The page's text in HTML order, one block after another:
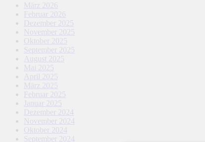
März 2026
Februar 2026
Dezember 2025
November 2025
Oktober 2025
September 2025
August 2025
Mai 2025
April 2025
März 2025
Februar 2025
Januar 2025
Dezember 2024
November 2024
Oktober 2024
September 2024